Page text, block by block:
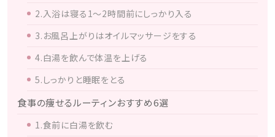
2.入浴は寝る1～2時間前にしっかり入る
3.お風呂上がりはオイルマッサージをする
4.白湯を飲んで体温を上げる
5.しっかりと睡眠をとる
食事の痩せるルーティンおすすめ6選
1.食前に白湯を飲む